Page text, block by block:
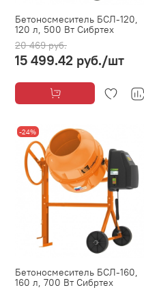
Бетоносмеситель БСЛ-120,
120 л, 500 Вт Сибртех
20 469 руб.
15 499.42 руб./шт
-24%
Бетоносмеситель БСЛ-160,
160 л, 700 Вт Сибртех